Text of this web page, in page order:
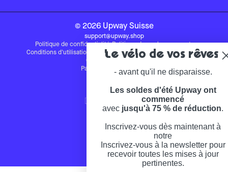
© 2026 Upway Suisse
support@upway.shop
Politique de confidentialité-Politique de remboursement-
Conditions d'utilisation
Mentions légales-Politique de livraison-
Conditions de vente
Paramètres des cookies
🇩🇪 Site allemand
🇳🇱 Site néerlandais
🇦🇹 Site autrichien
🇪🇸 Site espagnol
Le vélo de vos rêves
- avant qu'il ne disparaisse.
Les soldes d'été Upway ont
commencé
avec jusqu'à 75 % de réduction.
Inscrivez-vous dès maintenant à
notre
Inscrivez-vous à la newsletter pour
recevoir toutes les mises à jour
pertinentes.